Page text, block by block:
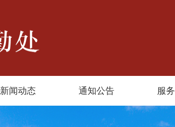
新闻动态 通知公告 服